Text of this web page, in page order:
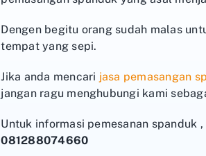
Dengen begitu orang sudah malas
tempat yang sepi.
Jika anda mencari jasa pemasangan
jangan ragu menghubungi kami
Untuk informasi pemesanan spanduk
081288074660